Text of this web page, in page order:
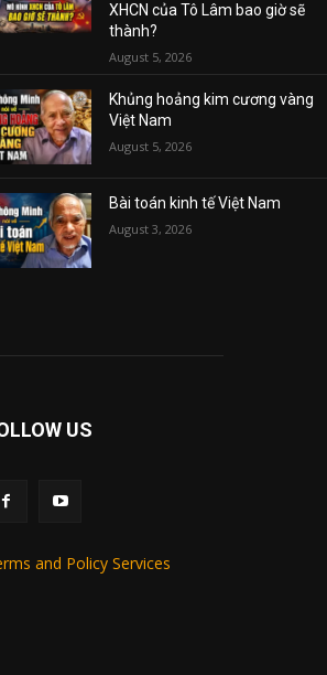
XHCN của Tô Lâm bao giờ sẽ
thành?
August 5, 2026
Khủng hoảng kim cương vàng
Việt Nam
August 5, 2026
Bài toán kinh tế Việt Nam
August 3, 2026
US
and Policy Services